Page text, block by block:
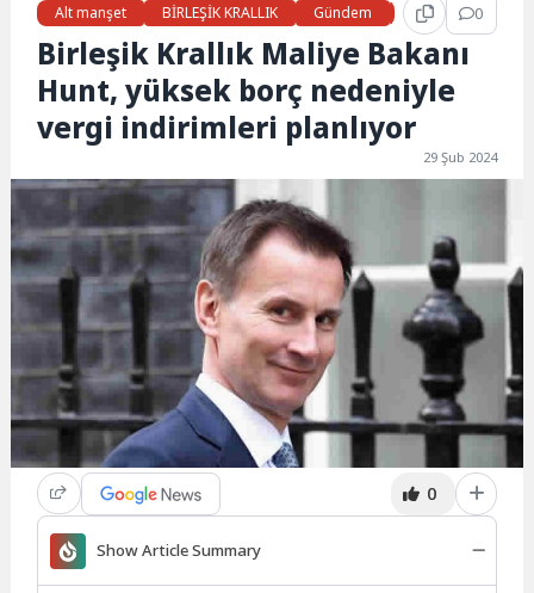
Alt manşet
BİRLEŞİK KRALLIK Gündem Haberler 0
Birleşik Krallık Maliye Bakanı
Hunt, yüksek borç nedeniyle
vergi indirimleri planlıyor
29 Şub 2024
0
Show Article Summary